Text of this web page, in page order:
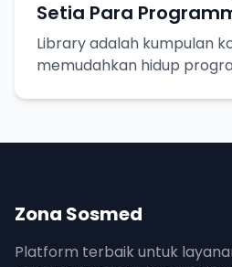
Setia Para
Library adalah kumpulan
memudahkan hidup
Zona Sosmed
Platform terbaik untuk